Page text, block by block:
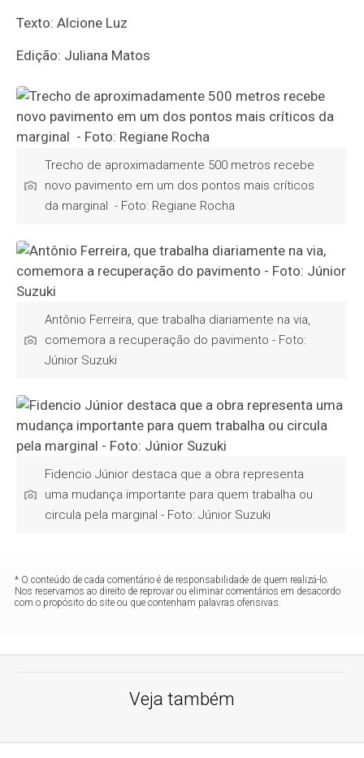
Texto: Alcione Luz
Edição: Juliana Matos
Trecho de aproximadamente 500 metros recebe
novo pavimento em um dos pontos mais críticos
da marginal - Foto: Regiane Rocha
Antônio Ferreira, que trabalha diariamente na via,
comemora a recuperação do pavimento - Foto:
Júnior Suzuki
Fidencio Júnior destaca que a obra representa
uma mudança importante para quem trabalha ou
circula pela marginal - Foto: Júnior Suzuki
* O conteúdo de cada comentário é de responsabilidade de quem realizá-lo.
Nos reservamos ao direito de reprovar ou eliminar comentários em desacordo
com o propósito do site ou que contenham palavras ofensivas.
Veja também